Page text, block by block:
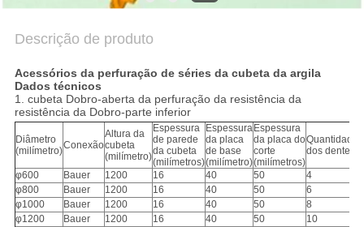
DO
SITE
POLÍTICA
DE
PRIVACIDADE
Descrição de produto
Acessórios da perfuração de séries da cubeta da argila
Dados técnicos
1. cubeta Dobro-aberta da perfuração da resistência da
resistência da Dobro-parte inferior
Diâmetro
(milímetro)Conexão
Altura da
cubeta
(milímetro)
Espessura
de parede
da cubeta
(milímetros)
Espessura
da placa
de base
(milímetro)
Espessura
da placa do
corte
(milímetros)
Quantidade
dos dentes
φ600 Bauer 1200 16 40 50 4
φ800
Bauer 1200 16 40 50 6
φ1000
Bauer 1200 16 40 50 8
φ1200
Bauer 1200 16 40 50 10